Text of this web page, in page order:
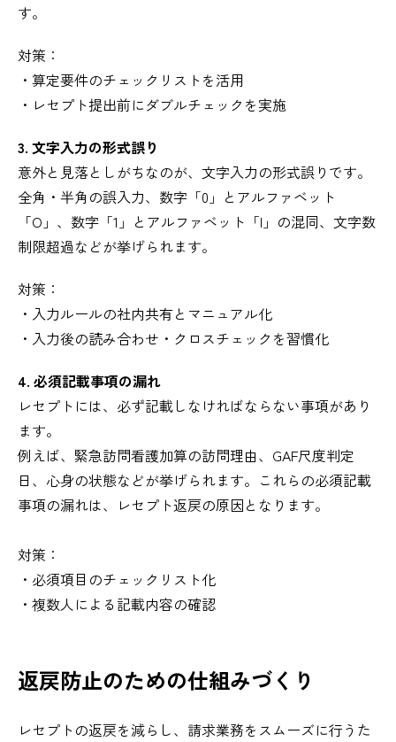
す。
対策：
・算定要件のチェックリストを活用
・レセプト提出前にダブルチェックを実施
3. 文字入力の形式誤り
意外と見落としがちなのが、文字入力の形式誤りです。
全角・半角の誤入力、数字「0」とアルファベット
「O」、数字「1」とアルファベット「l」の混同、文字数
制限超過などが挙げられます。
対策：
・入力ルールの社内共有とマニュアル化
・入力後の読み合わせ・クロスチェックを習慣化
4. 必須記載事項の漏れ
レセプトには、必ず記載しなければならない事項があり
ます。
例えば、緊急訪問看護加算の訪問理由、GAF尺度判定
日、心身の状態などが挙げられます。これらの必須記載
事項の漏れは、レセプト返戻の原因となります。
対策：
・必須項目のチェックリスト化
・複数人による記載内容の確認
返戻防止のための仕組みづくり
レセプトの返戻を減らし、請求業務をスムーズに行うた